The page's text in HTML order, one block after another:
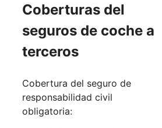
Coberturas del
seguros de coche a
terceros
Cobertura del seguro de
responsabilidad civil
obligatoria: